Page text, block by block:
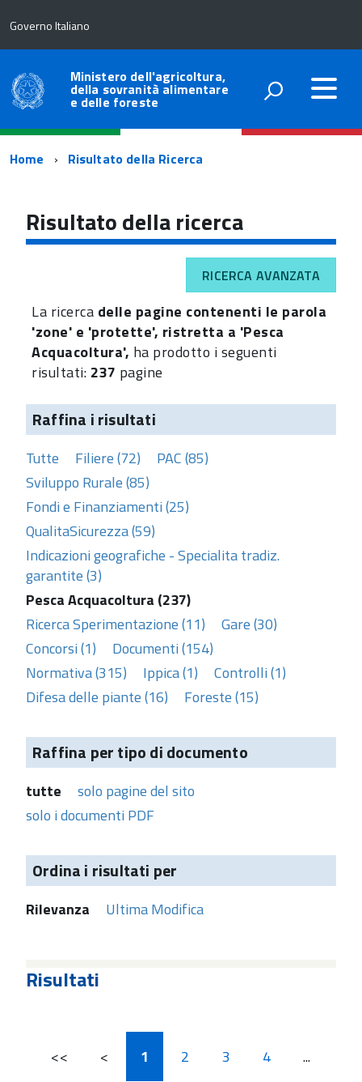
Governo Italiano
Ministero dell'agricoltura,
della sovranità alimentare
e delle foreste
Percorso
navigazione
Home Risultato della Ricerca
Risultato della ricerca
RICERCA AVANZATA
La ricerca delle pagine contenenti le parola
'zone' e 'protette', ristretta a 'Pesca
Acquacoltura', ha prodotto i seguenti
risultati: 237 pagine
Raffina i risultati
Tutte Filiere (72)
PAC (85)
Sviluppo Rurale (85)
Fondi e Finanziamenti (25)
QualitaSicurezza (59)
Indicazioni geografiche - Specialita tradiz.
garantite (3)
Pesca Acquacoltura (237)
Ricerca Sperimentazione (11)
Gare (30)
Concorsi (1)
Documenti (154)
Normativa (315)
Ippica (1)
Controlli (1)
Difesa delle piante (16)
Foreste (15)
Raffina per tipo di documento
tutte
solo pagine del sito
solo i documenti PDF
Ordina i risultati per
Rilevanza Ultima Modifica
Risultati
<< < 1 2 3 4 ...